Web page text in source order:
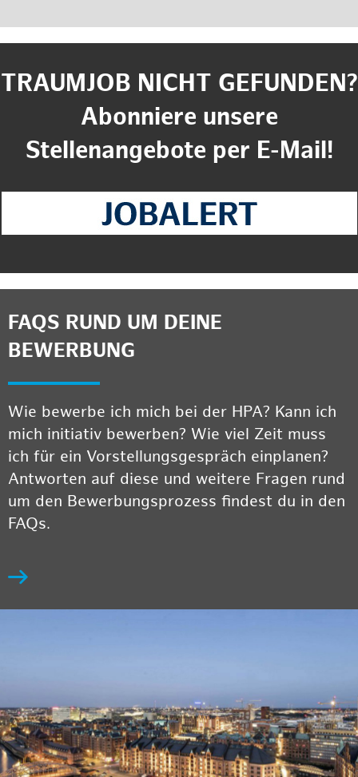
TRAUMJOB NICHT GEFUNDEN?
Abonniere unsere
Stellenangebote per E-Mail!
FAQS RUND UM DEINE
BEWERBUNG
Wie bewerbe ich mich bei der HPA? Kann ich
mich initiativ bewerben? Wie viel Zeit muss
ich für ein Vorstellungsgespräch einplanen?
Antworten auf diese und weitere Fragen rund
um den Bewerbungsprozess findest du in den
FAQs.